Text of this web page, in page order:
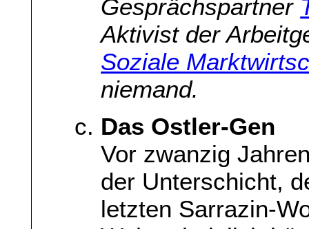
Gesprächspartner
Aktivist der
Soziale
niemand.
Das Ostler-Gen
Vor zwanzig
der Unterschicht,
letzten Sarrazin-